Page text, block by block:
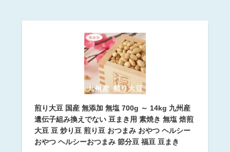
煎り大豆 国産 無添加 無塩 700g ～ 14kg 九州産
遺伝子組み換えでない 豆まき用 素焼き 無塩 焙煎
大豆 豆 炒り豆 煎り豆 おつまみ おやつ ヘルシー
おやつ ヘルシーおつまみ 節分豆 福豆 豆まき